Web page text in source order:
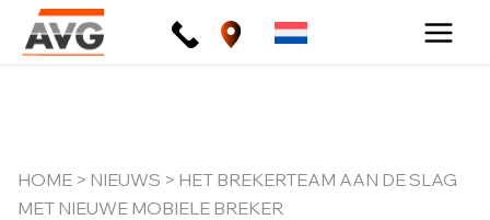
naar
de
HOME > NIEUWS > HET BREKERTEAM AAN DE SLAG
MET NIEUWE MOBIELE BREKER